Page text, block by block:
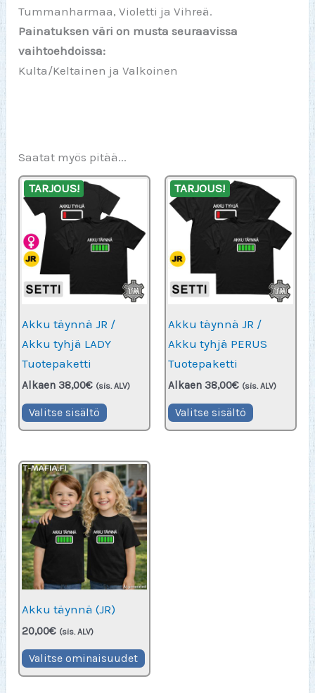
Tummanharmaa, Violetti ja Vihreä.
Painatuksen väri on musta seuraavissa
vaihtoehdoissa:
Kulta/Keltainen ja Valkoinen
Saatat myös pitää...
TARJOUS!
Akku täynnä JR /
Akku tyhjä LADY
Tuotepaketti
Alkaen 38,00€ (sis. ALV)
Valitse sisältö
TARJOUS!
Akku täynnä JR /
Akku tyhjä PERUS
Tuotepaketti
Alkaen 38,00€ (sis. ALV)
Valitse sisältö
Akku täynnä (JR)
20,00€ (sis. ALV)
Valitse ominaisuudet Tällä
tuotteella